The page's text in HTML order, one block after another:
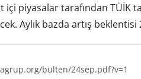
içi piyasalar tarafından TÜİK
Aylık bazda artış
bulten/24sep.pdf?v=1